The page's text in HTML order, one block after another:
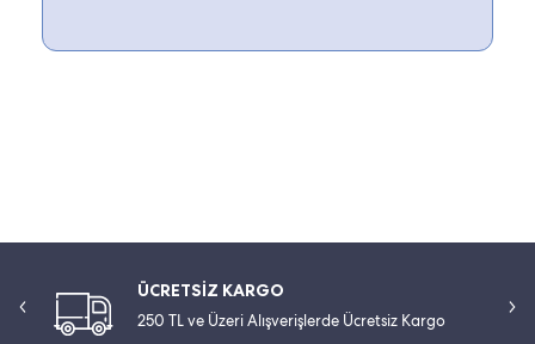
ÜCRETSİZ KARGO
250 TL ve Üzeri Alışverişlerde Ücretsiz Kargo